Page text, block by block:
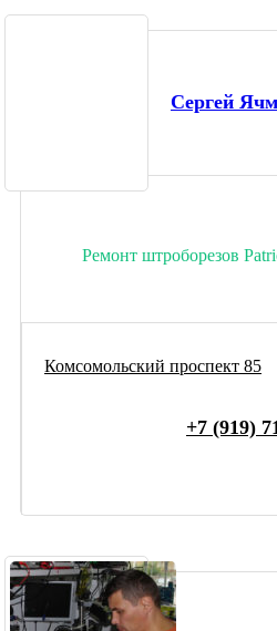
Сергей
Ремонт штроборезов
Комсомольский проспект 85
+7 (919)